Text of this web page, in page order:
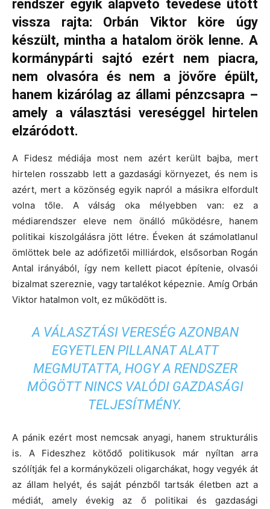
rendszer egyik alapvető tévedése ütött
vissza rajta: Orbán Viktor köre úgy
készült, mintha a hatalom örök lenne. A
kormánypárti sajtó ezért nem piacra,
nem olvasóra és nem a jövőre épült,
hanem kizárólag az állami pénzcsapra –
amely a választási vereséggel hirtelen
elzáródott.
A Fidesz médiája most nem azért került bajba, mert
hirtelen rosszabb lett a gazdasági környezet, és nem is
azért, mert a közönség egyik napról a másikra elfordult
volna tőle. A válság oka mélyebben van: ez a
médiarendszer eleve nem önálló működésre, hanem
politikai kiszolgálásra jött létre. Éveken át számolatlanul
ömlöttek bele az adófizetői milliárdok, elsősorban Rogán
Antal irányából, így nem kellett piacot építenie, olvasói
bizalmat szereznie, vagy tartalékot képeznie. Amíg Orbán
Viktor hatalmon volt, ez működött is.
A VÁLASZTÁSI VERESÉG AZONBAN
EGYETLEN PILLANAT ALATT
MEGMUTATTA, HOGY A RENDSZER
MÖGÖTT NINCS VALÓDI GAZDASÁGI
TELJESÍTMÉNY.
A pánik ezért most nemcsak anyagi, hanem strukturális
is. A Fideszhez kötődő politikusok már nyíltan arra
szólítják fel a kormányközeli oligarchákat, hogy vegyék át
az állam helyét, és saját pénzből tartsák életben azt a
médiát, amely évekig az ő politikai és gazdasági